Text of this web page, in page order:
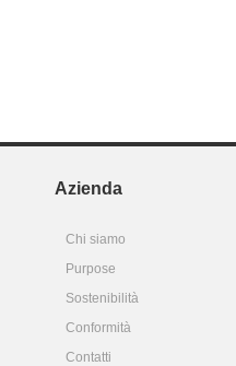
Azienda
Chi siamo
Purpose
Sostenibilità
Conformità
Contatti